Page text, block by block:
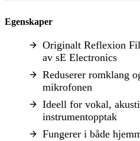
Egenskaper
Originalt Reflexion
av sE Electronics
Reduserer romklang
mikrofonen
Ideell for vokal,
instrumentopptak
Fungerer i både